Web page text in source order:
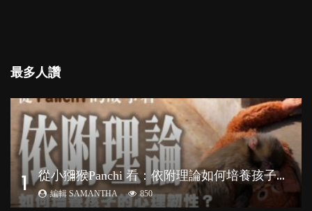
最多人讚
1 從
小獼猴Panchi 看：依附理論如何培養孩子心理韌性？
編輯 SAMANTHA 850